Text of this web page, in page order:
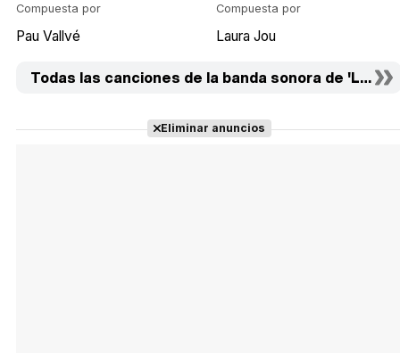
Compuesta por
Pau Vallvé
Compuesta por
Laura Jou
Todas las canciones de la banda sonora de 'La
Eliminar anuncios